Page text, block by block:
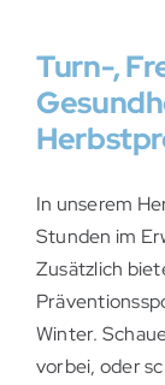
Turn-,
In unserem
Stunden im
Zusätzlich
Winter.
vorbei, oder